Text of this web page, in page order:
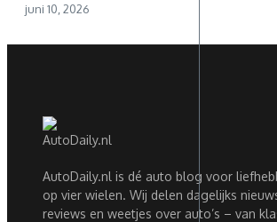
juni 10, 2026
AutoDaily.nl is dé auto blog voor
op vier wielen. Wij delen dagelijks
reviews en weetjes over auto’s – van